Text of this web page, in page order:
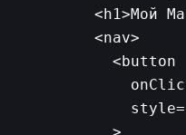
<h1>Мой
        <nav>
          <button